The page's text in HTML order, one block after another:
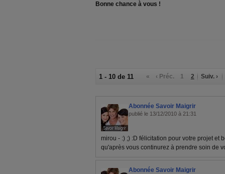
Bonne chance à vous !
1 - 10 de 11 « ‹ Préc. 1 2 Suiv. ›
Abonnée Savoir Maigrir
publié le 13/12/2010 à 21:31
mirou - :) ;) :D félicitation pour votre projet et
qu'après vous continurez à prendre soin de
Abonnée Savoir Maigrir